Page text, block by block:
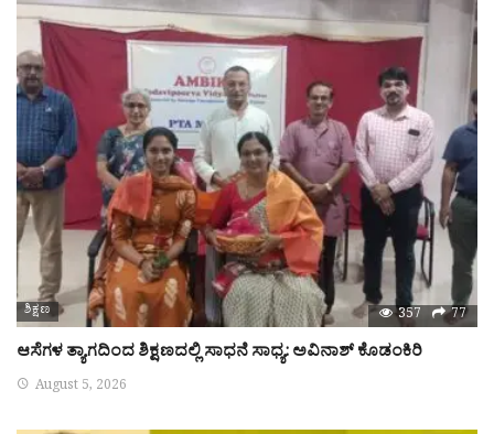
ಶಿಕ್ಷಣ 357 77
ಆಸೆಗಳ ತ್ಯಾಗದಿಂದ ಶಿಕ್ಷಣದಲ್ಲಿ ಸಾಧನೆ ಸಾಧ್ಯ: ಅವಿನಾಶ್ ಕೊಡಂಕಿರಿ
August 5, 2026